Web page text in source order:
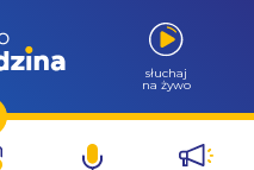
słuchaj
na żywo